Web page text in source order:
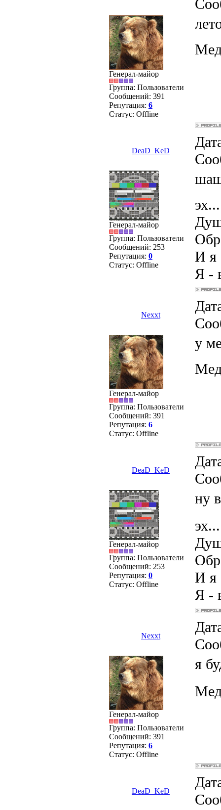
Генерал-майор
Группа: Пользователи
Сообщений: 391
Репутация: 6
Статус: Offline
DeaD_KeD
Генерал-майор
Группа: Пользователи
Сообщений: 253
Репутация: 0
Статус: Offline
эх...
И я
Я -
Nexxt
Генерал-майор
Группа: Пользователи
Сообщений: 391
Репутация: 6
Статус: Offline
у
DeaD_KeD
Генерал-майор
Группа: Пользователи
Сообщений: 253
Репутация: 0
Статус: Offline
ну
эх...
И я
Я -
Nexxt
Генерал-майор
Группа: Пользователи
Сообщений: 391
Репутация: 6
Статус: Offline
я
DeaD_KeD